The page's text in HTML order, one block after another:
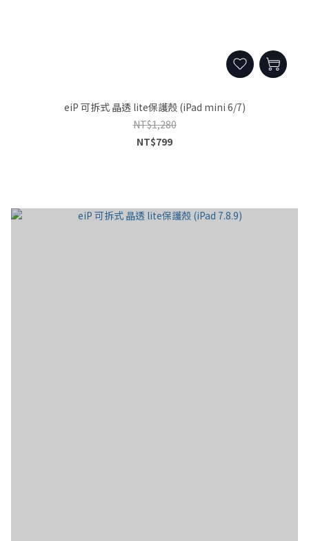
eiP 可拆式 晶透 lite保護殼 (iPad mini 6/7)
NT$1,280
NT$799